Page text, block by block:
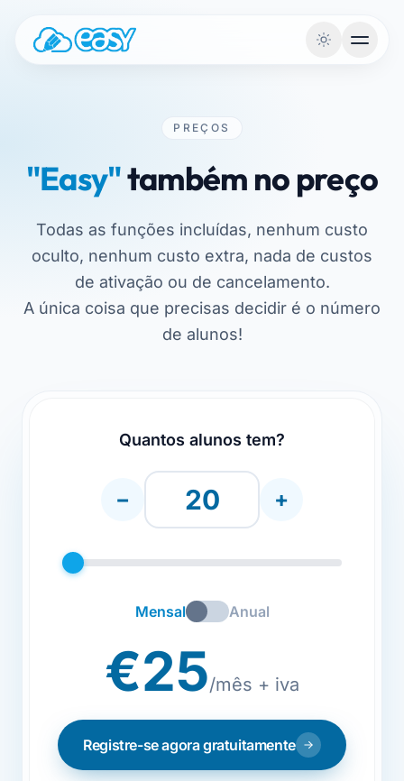
PREÇOS
"Easy"também no preço
Todas as funções incluídas, nenhum custo
oculto, nenhum custo extra, nada de custos
de ativação ou de cancelamento.
A única coisa que precisas decidir é o número
de alunos!
Quantos alunos tem?
− +
Mensal Anual
€25/mês + iva
Registre-se agora gratuitamente